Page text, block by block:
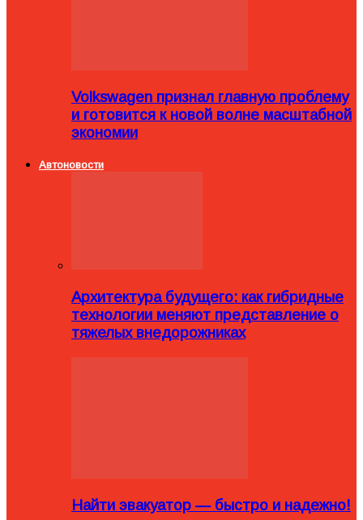
Volkswagen признал главную проблему
и готовится к новой волне масштабной
экономии
Автоновости
Архитектура будущего: как гибридные
технологии меняют представление о
тяжелых внедорожниках
Найти эвакуатор — быстро и надежно!